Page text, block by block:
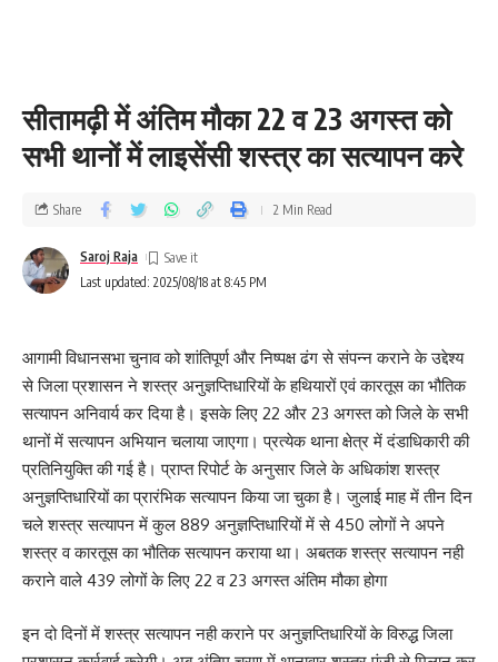
सीतामढ़ी में अंतिम मौका 22 व 23 अगस्त को
सभी थानों में लाइसेंसी शस्त्र का सत्यापन करे
Last updated: 2025/08/18 at 8:45 PM
Saroj Raja
Share 2 Min Read
आगामी विधानसभा चुनाव को शांतिपूर्ण और निष्पक्ष ढंग से संपन्न कराने के उद्देश्य
से जिला प्रशासन ने शस्त्र अनुज्ञप्तिधारियों के हथियारों एवं कारतूस का भौतिक
सत्यापन अनिवार्य कर दिया है। इसके लिए 22 और 23 अगस्त को जिले के सभी
थानों में सत्यापन अभियान चलाया जाएगा। प्रत्येक थाना क्षेत्र में दंडाधिकारी की
प्रतिनियुक्ति की गई है। प्राप्त रिपोर्ट के अनुसार जिले के अधिकांश शस्त्र
अनुज्ञप्तिधारियों का प्रारंभिक सत्यापन किया जा चुका है। जुलाई माह में तीन दिन
चले शस्त्र सत्यापन में कुल 889 अनुज्ञप्तिधारियों में से 450 लोगों ने अपने
शस्त्र व कारतूस का भौतिक सत्यापन कराया था। अबतक शस्त्र सत्यापन नही
कराने वाले 439 लोगों के लिए 22 व 23 अगस्त अंतिम मौका होगा
इन दो दिनों में शस्त्र सत्यापन नही कराने पर अनुज्ञप्तिधारियों के विरुद्ध जिला